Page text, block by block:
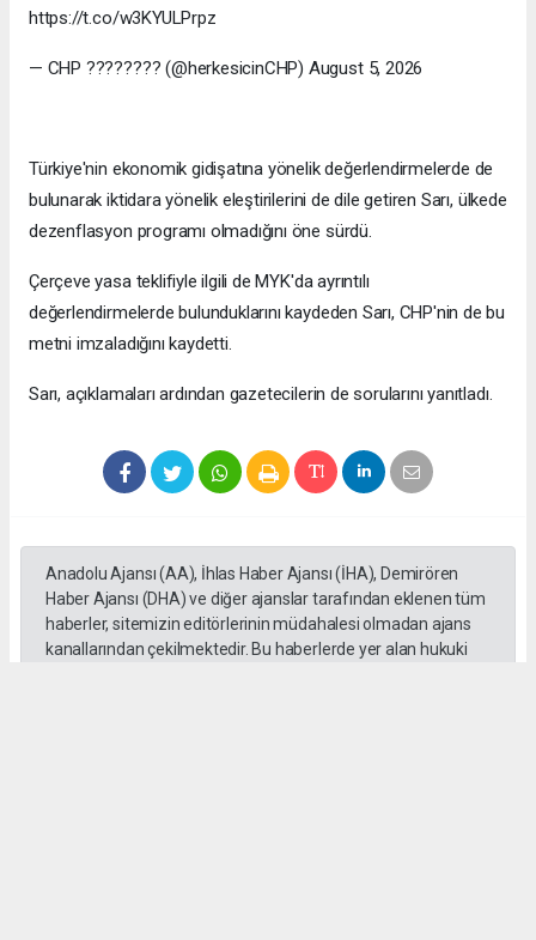
https://t.co/w3KYULPrpz
— CHP ???????? (@herkesicinCHP) August 5, 2026
Türkiye'nin ekonomik gidişatına yönelik değerlendirmelerde de
bulunarak iktidara yönelik eleştirilerini de dile getiren Sarı, ülkede
dezenflasyon programı olmadığını öne sürdü.
Çerçeve yasa teklifiyle ilgili de MYK'da ayrıntılı
değerlendirmelerde bulunduklarını kaydeden Sarı, CHP'nin de bu
metni imzaladığını kaydetti.
Sarı, açıklamaları ardından gazetecilerin de sorularını yanıtladı.
Anadolu Ajansı (AA), İhlas Haber Ajansı (İHA), Demirören
Haber Ajansı (DHA) ve diğer ajanslar tarafından eklenen tüm
haberler, sitemizin editörlerinin müdahalesi olmadan ajans
kanallarından çekilmektedir. Bu haberlerde yer alan hukuki